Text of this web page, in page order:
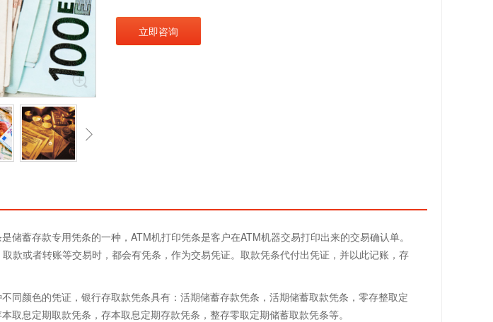
立即咨询
储蓄存款专用凭条的一种，ATM机打印凭条是客户在ATM机器交易打印出来的交易确认单。
款或者转账等交易时，都会有凭条，作为交易凭证。取款凭条代付出凭证，并以此记账，存
同颜色的凭证，银行存取款凭条具有：活期储蓄存款凭条，活期储蓄取款凭条，零存整取定
取息定期取款凭条，存本取息定期存款凭条，整存零取定期储蓄取款凭条等。